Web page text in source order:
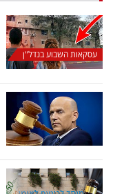
עסקאות השבוע בנדל"ן